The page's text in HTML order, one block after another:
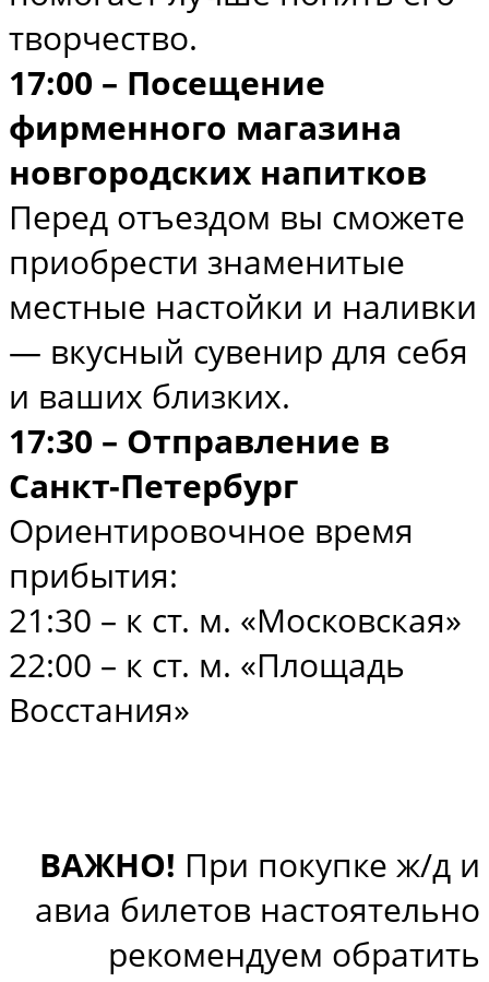
творчество.
17:00 – Посещение
фирменного магазина
новгородских напитков
Перед отъездом вы сможете
приобрести знаменитые
местные настойки и наливки
— вкусный сувенир для себя
и ваших близких.
17:30 – Отправление в
Санкт-Петербург
Ориентировочное время
прибытия:
21:30 – к ст. м. «Московская»
22:00 – к ст. м. «Площадь
Восстания»
ВАЖНО! При покупке ж/д и
авиа билетов настоятельно
рекомендуем обратить